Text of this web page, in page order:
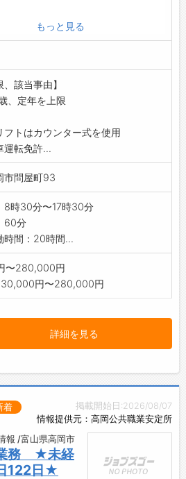
)エリアは、富山県全域と県外(新潟
など
にも丁寧に教えますので安心してご
い
人で対応しています。
:変更なし】
もっと見る
、該当事由】
、定年を上限
フトはカウンター式を使用
運転免許...
市問屋町93
8時30分〜17時30分
60分
時間：20時間...
〜280,000円
円〜280,000円
詳細を見る
掲載開始日:2026/08/07
情報提供元：高岡公共職業安定所
着
報 /富山県高岡市
業務 ★未経
122日★